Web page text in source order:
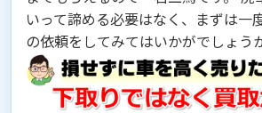
いって諦める必要はなく、まずは一
の依頼をしてみてはいかがでしょう